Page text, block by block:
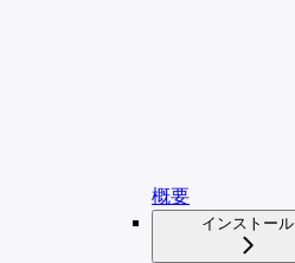
概要
インストール